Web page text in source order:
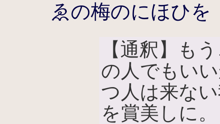
ゑの梅のにほひを
【通釈】も
の人でもい
つ人は来な
を賞美しに。